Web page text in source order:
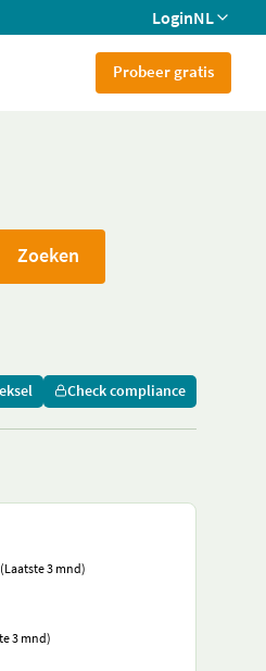
LoginNL
Probeer gratis
Zoeken
Check compliance
(Laatste 3 mnd)
3 mnd)